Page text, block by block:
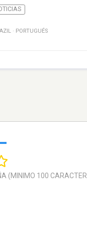
· PORTUGUÉS